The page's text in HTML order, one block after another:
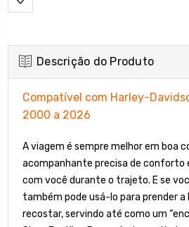
Descrição do Produto
Compatível com Harley-
2000 a 2026
A viagem é sempre melhor em boa
acompanhante precisa de conforto
com você durante o trajeto. E se
também pode usá-lo para prender a
recostar, servindo até como um